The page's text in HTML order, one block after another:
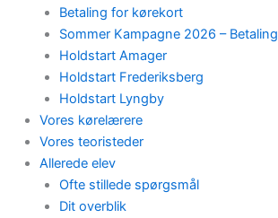
Betaling for kørekort
Sommer Kampagne 2026 – Betaling
Holdstart Amager
Holdstart Frederiksberg
Holdstart Lyngby
Vores kørelærere
Vores teoristeder
Allerede elev
Ofte stillede spørgsmål
Dit overblik